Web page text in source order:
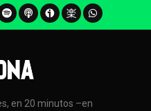
en 20 minutos –en